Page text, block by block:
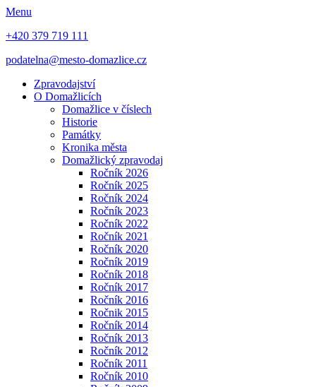
Menu
+420 379 719 111
podatelna@mesto-domazlice.cz
Zpravodajství
O Domažlicích
Domažlice v číslech
Historie
Památky
Kronika města
Domažlický zpravodaj
Ročník 2026
Ročník 2025
Ročník 2024
Ročník 2023
Ročník 2022
Ročník 2021
Ročník 2020
Ročník 2019
Ročník 2018
Ročník 2017
Ročník 2016
Ročnik 2015
Ročník 2014
Ročník 2013
Ročník 2012
Ročník 2011
Ročník 2010